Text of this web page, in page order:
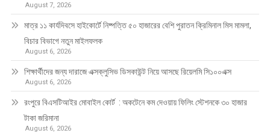
August 7, 2026
মাত্র ১১ কার্যদিবসে হাইকোর্টে নিষ্পত্তি ৫০ হাজারের বেশি পুরাতন ক্রিমিনাল মিস মামলা,
বিচার বিভাগে নতুন মাইলফলক
August 6, 2026
শিক্ষার্থীদের জন্য দারাজে এক্সক্লুসিভ ডিসকাউন্ট নিয়ে আসছে রিয়েলমি সি১০০এক্স
August 6, 2026
রংপুরে বিএসটিআইর মোবাইল কোর্ট : অকটেনে কম দেওয়ায় ফিলিং স্টেশনকে ৩০ হাজার
টাকা জরিমানা
August 6, 2026